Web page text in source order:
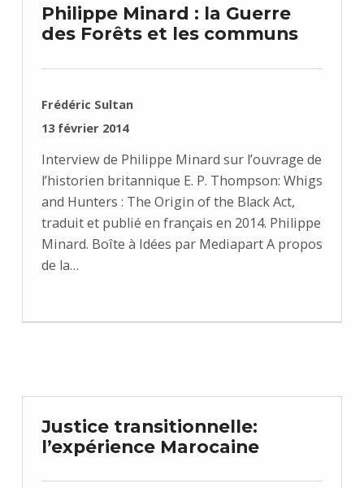
Philippe Minard : la Guerre
des Forêts et les communs
RÉDIGÉ PAR :
Frédéric Sultan
PUBLIÉ SUR :
13 février 2014
Interview de Philippe Minard sur l’ouvrage de
l’historien britannique E. P. Thompson: Whigs
and Hunters : The Origin of the Black Act,
traduit et publié en français en 2014. Philippe
Minard. Boîte à Idées par Mediapart A propos
de la…
Justice transitionnelle:
l’expérience Marocaine